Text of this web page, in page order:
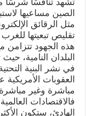
الصين مساعيها
مثل الرقائق
تقليص تبعيتها
هذه الجهود تتزامن
البلدان النامية،
في نشر البنية
العقوبات
مباشرة وغير
فالاقتصادات
الهادئ، ستكون